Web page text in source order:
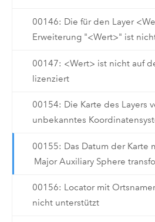
00146: Die für den Layer
Erweiterung "<Wert>" ist
00147: <Wert> ist nicht auf
lizenziert
00154: Die Karte des Layers
unbekanntes
00155: Das Datum der Karte
Major Auxiliary Sphere
00156: Locator mit
nicht unterstützt